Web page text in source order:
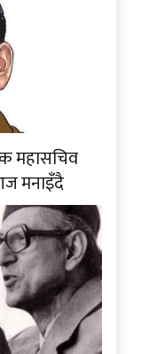
महासचिव
मनाइँदै